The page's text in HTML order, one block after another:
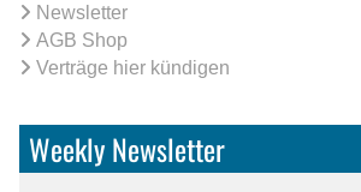
Newsletter
AGB Shop
Verträge hier kündigen
Weekly Newsletter